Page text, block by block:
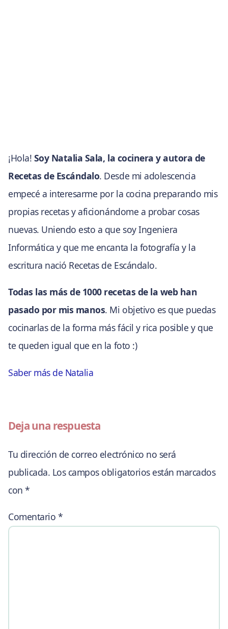
¡Hola! Soy Natalia Sala, la cocinera y autora de
Recetas de Escándalo. Desde mi adolescencia
empecé a interesarme por la cocina preparando mis
propias recetas y aficionándome a probar cosas
nuevas. Uniendo esto a que soy Ingeniera
Informática y que me encanta la fotografía y la
escritura nació Recetas de Escándalo.
Todas las más de 1000 recetas de la web han
pasado por mis manos. Mi objetivo es que puedas
cocinarlas de la forma más fácil y rica posible y que
te queden igual que en la foto :)
Saber más de Natalia
Deja una respuesta
Tu dirección de correo electrónico no será
publicada. Los campos obligatorios están marcados
con*
Comentario *